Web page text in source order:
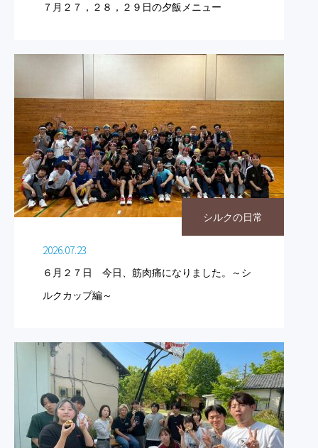
７月２７，２８，２９日の夕飯メニュー
シルクの日常
2026.07.23
６月２７日 今日、筋肉痛になりました。～シ
ルクカップ編～